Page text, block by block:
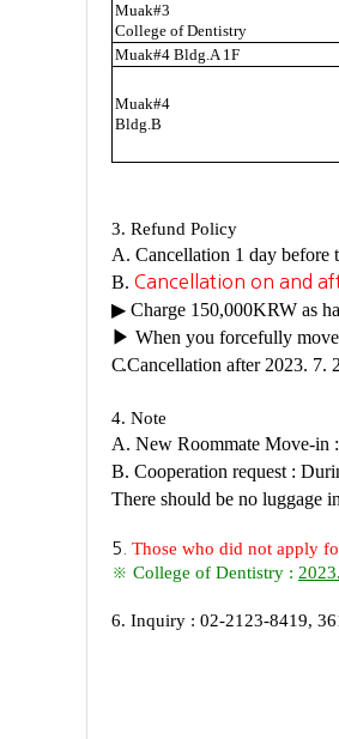
Muak#3
College of Dentistry
Muak#4 Bldg.A 1F
Muak#4
Bldg.B
3. Refund Policy
A. Cancellation 1 day
B. Cancellation on and
▶ Charge 150,000KRW as
▶ When you forcefully
C.Cancellation after 2023. 7.
4. Note
A. New Roommate Move-in :
B. Cooperation request :
There should be no luggage
5. Those who did not apply
※ College of Dentistry :
6. Inquiry : 02-2123-8419,